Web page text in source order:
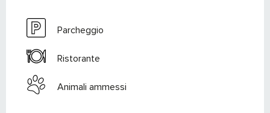
Parcheggio
Ristorante
Animali ammessi